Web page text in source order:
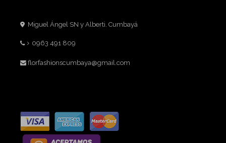
Miguel Ángel SN y Alberti. Cumbayá
0963 491 809
florfashionscumbaya@gmail.com